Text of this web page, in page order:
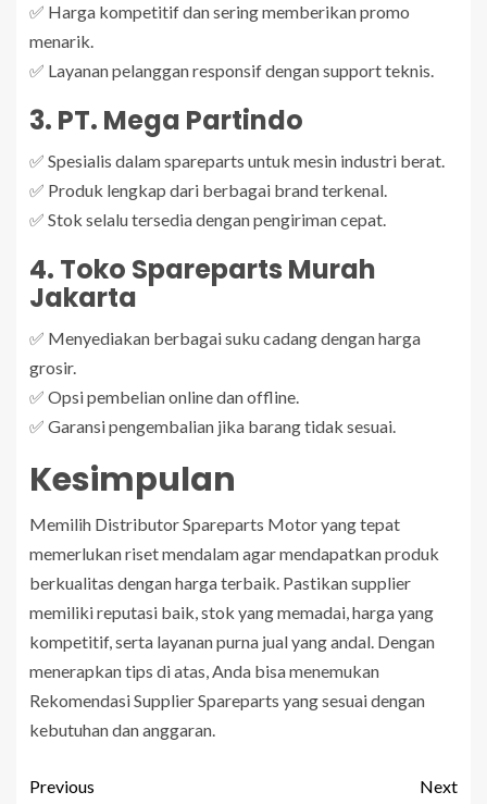
✅ Harga kompetitif dan sering memberikan promo
menarik.
✅ Layanan pelanggan responsif dengan support teknis.
3. PT. Mega Partindo
✅ Spesialis dalam spareparts untuk mesin industri berat.
✅ Produk lengkap dari berbagai brand terkenal.
✅ Stok selalu tersedia dengan pengiriman cepat.
4. Toko Spareparts Murah
Jakarta
✅ Menyediakan berbagai suku cadang dengan harga
grosir.
✅ Opsi pembelian online dan offline.
✅ Garansi pengembalian jika barang tidak sesuai.
Kesimpulan
Memilih Distributor Spareparts Motor yang tepat
memerlukan riset mendalam agar mendapatkan produk
berkualitas dengan harga terbaik. Pastikan supplier
memiliki reputasi baik, stok yang memadai, harga yang
kompetitif, serta layanan purna jual yang andal. Dengan
menerapkan tips di atas, Anda bisa menemukan
Rekomendasi Supplier Spareparts yang sesuai dengan
kebutuhan dan anggaran.
Previous
Next